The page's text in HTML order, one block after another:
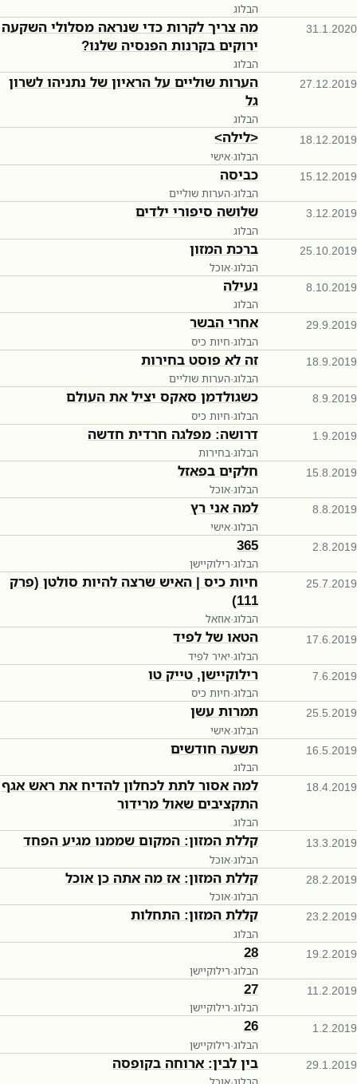
הבלוג
31.1.2020
מה צריך לקרות כדי שנראה מסלולי השקעה
ירוקים בקרנות הפנסיה שלנו?
הבלוג
27.12.2019
הערות שוליים על הראיון של נתניהו לשרון
גל
הבלוג
18.12.2019 <לילה>
הבלוג·אישי
15.12.2019 כביסה
הבלוג·הערות שוליים
3.12.2019 שלושה סיפורי ילדים
הבלוג
25.10.2019 ברכת המזון
הבלוג·אוכל
8.10.2019 נעילה
הבלוג
29.9.2019 אחרי הבשר
הבלוג·חיות כיס
18.9.2019 זה לא פוסט בחירות
הבלוג·הערות שוליים
8.9.2019 כשגולדמן סאקס יציל את העולם
הבלוג·חיות כיס
1.9.2019 דרושה: מפלגה חרדית חדשה
הבלוג·בחירות
15.8.2019 חלקים בפאזל
הבלוג·אוכל
8.8.2019 למה אני רץ
הבלוג·אישי
2.8.2019
365
הבלוג·רילוקיישן
25.7.2019
חיות כיס | האיש שרצה להיות סולטן (פרק
111)
הבלוג·אוזאל
17.6.2019 הטאו של לפיד
הבלוג·יאיר לפיד
7.6.2019 רילוקיישן, טייק טו
הבלוג·חיות כיס
25.5.2019 תמרות עשן
הבלוג·אישי
16.5.2019 תשעה חודשים
הבלוג
18.4.2019
למה אסור לתת לכחלון להדיח את ראש אגף
התקציבים שאול מרידור
הבלוג
13.3.2019 קללת המזון: המקום שממנו מגיע הפחד
הבלוג·אוכל
28.2.2019 קללת המזון: אז מה אתה כן אוכל
הבלוג·אוכל
23.2.2019 קללת המזון: התחלות
הבלוג
19.2.2019
28
הבלוג·רילוקיישן
11.2.2019
27
הבלוג·רילוקיישן
1.2.2019
26
הבלוג·רילוקיישן
29.1.2019 בין לבין: ארוחה בקופסה